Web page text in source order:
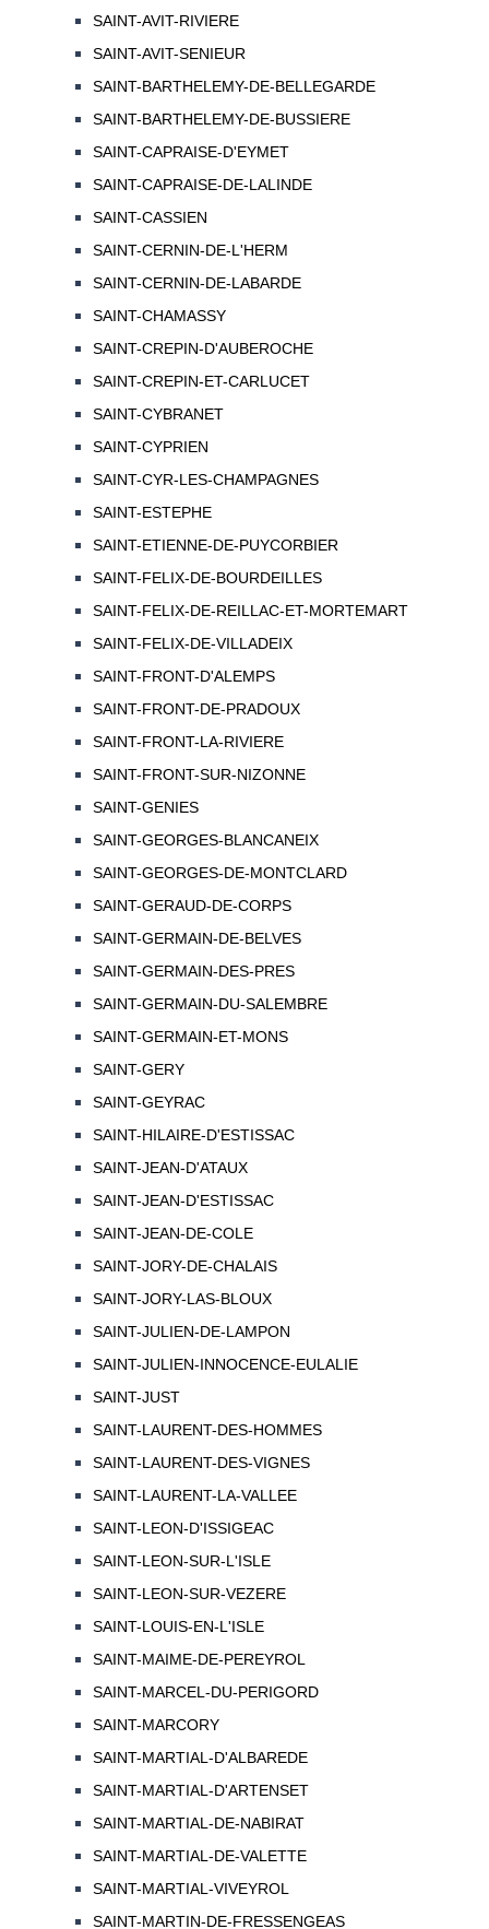
SAINT-AVIT-RIVIERE
SAINT-AVIT-SENIEUR
SAINT-BARTHELEMY-DE-BELLEGARDE
SAINT-BARTHELEMY-DE-BUSSIERE
SAINT-CAPRAISE-D'EYMET
SAINT-CAPRAISE-DE-LALINDE
SAINT-CASSIEN
SAINT-CERNIN-DE-L'HERM
SAINT-CERNIN-DE-LABARDE
SAINT-CHAMASSY
SAINT-CREPIN-D'AUBEROCHE
SAINT-CREPIN-ET-CARLUCET
SAINT-CYBRANET
SAINT-CYPRIEN
SAINT-CYR-LES-CHAMPAGNES
SAINT-ESTEPHE
SAINT-ETIENNE-DE-PUYCORBIER
SAINT-FELIX-DE-BOURDEILLES
SAINT-FELIX-DE-REILLAC-ET-MORTEMART
SAINT-FELIX-DE-VILLADEIX
SAINT-FRONT-D'ALEMPS
SAINT-FRONT-DE-PRADOUX
SAINT-FRONT-LA-RIVIERE
SAINT-FRONT-SUR-NIZONNE
SAINT-GENIES
SAINT-GEORGES-BLANCANEIX
SAINT-GEORGES-DE-MONTCLARD
SAINT-GERAUD-DE-CORPS
SAINT-GERMAIN-DE-BELVES
SAINT-GERMAIN-DES-PRES
SAINT-GERMAIN-DU-SALEMBRE
SAINT-GERMAIN-ET-MONS
SAINT-GERY
SAINT-GEYRAC
SAINT-HILAIRE-D'ESTISSAC
SAINT-JEAN-D'ATAUX
SAINT-JEAN-D'ESTISSAC
SAINT-JEAN-DE-COLE
SAINT-JORY-DE-CHALAIS
SAINT-JORY-LAS-BLOUX
SAINT-JULIEN-DE-LAMPON
SAINT-JULIEN-INNOCENCE-EULALIE
SAINT-JUST
SAINT-LAURENT-DES-HOMMES
SAINT-LAURENT-DES-VIGNES
SAINT-LAURENT-LA-VALLEE
SAINT-LEON-D'ISSIGEAC
SAINT-LEON-SUR-L'ISLE
SAINT-LEON-SUR-VEZERE
SAINT-LOUIS-EN-L'ISLE
SAINT-MAIME-DE-PEREYROL
SAINT-MARCEL-DU-PERIGORD
SAINT-MARCORY
SAINT-MARTIAL-D'ALBAREDE
SAINT-MARTIAL-D'ARTENSET
SAINT-MARTIAL-DE-NABIRAT
SAINT-MARTIAL-DE-VALETTE
SAINT-MARTIAL-VIVEYROL
SAINT-MARTIN-DE-FRESSENGEAS